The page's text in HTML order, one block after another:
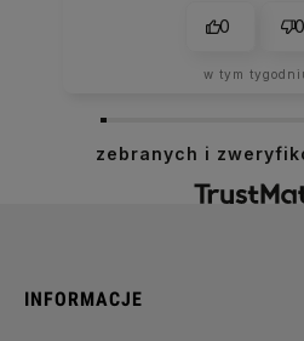
0 0
w tym
zebranych i
INFORMACJE